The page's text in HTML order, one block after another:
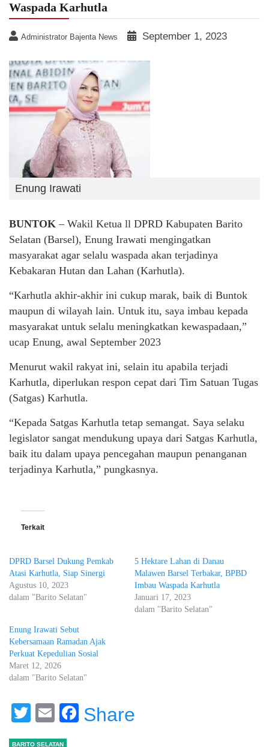
Waspada Karhutla
Administrator Bajenta News September 1, 2023
Enung Irawati
BUNTOK – Wakil Ketua ll DPRD Kabupaten Barito
Selatan (Barsel), Enung Irawati mengingatkan
masyarakat agar selalu waspada akan terjadinya
Kebakaran Hutan dan Lahan (Karhutla).
“Karhutla akhir-akhir ini cukup marak, baik di Buntok
maupun di wilayah lain. Untuk itu, saya imbau kepada
masyarakat untuk selalu meningkatkan kewaspadaan,”
ucap Enung, awal September 2023
Menurut wakil rakyat ini, selain itu apabila terjadi
Karhutla, diperlukan respon cepat dari Tim Satuan Tugas
(Satgas) Karhutla.
“Kepada Satgas Karhutla tetap semangat. Saya selaku
legislator sangat mendukung upaya dari Satgas Karhutla,
baik itu dalam upaya pencegahan maupun penanganan
terjadinya Karhutla,” pungkasnya.
Terkait
DPRD Barsel Dukung Pemkab
Atasi Karhutla, Siap Sinergi
Agustus 10, 2023
dalam "Barito Selatan"
5 Hektare Lahan di Danau
Malawen Barsel Terbakar, BPBD
Imbau Waspada Karhutla
Januari 17, 2023
dalam "Barito Selatan"
Enung Irawati Sebut
Kebersamaan Ramadan Ajak
Perkuat Kepedulian Sosial
Maret 12, 2026
dalam "Barito Selatan"
Twitter
EmailFacebook
Share
BARITO SELATAN